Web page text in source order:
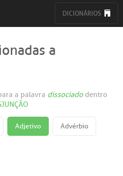
DICIONÁRIOS
a
a palavra dissociadodentro
Adjetivo Advérbio